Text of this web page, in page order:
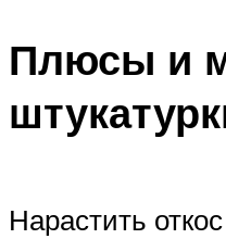
Плюсы и
Нарастить